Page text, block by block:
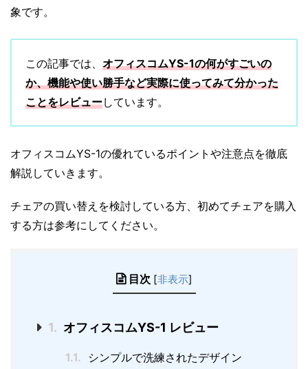
象です。
この記事では、 オフィスコムYS-1の何がすごいの
か、機能や使い勝手など実際に使ってみて分かった
ことをレビューしています。
オフィスコムYS-1の優れているポイントや注意点を徹底
解説していきます。
チェアの買い替えを検討している方、初めてチェアを購入
する方は参考にしてください。
目次 [非表示]
1. オフィスコムYS-1 レビュー
1.1. シンプルで洗練されたデザイン